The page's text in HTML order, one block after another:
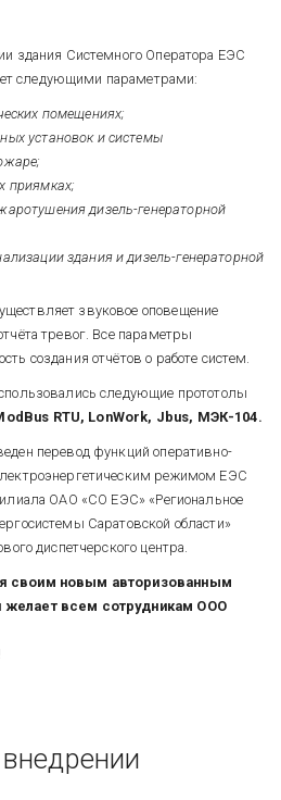
здания Системного Оператора ЕЭС
следующими параметрами:
помещениях;
установок и системы
приямках;
дизель-генераторной
здания и дизель-генераторной
звуковое оповещение
тревог. Все параметры
создания отчётов о работе систем.
следующие прототолы
RTU, LonWork, Jbus, МЭК-104.
перевод функций оперативно-
режимом ЕЭС
ОАО «СО ЕЭС» «Региональное
Саратовской области»
диспетчерского центра.
своим новым авторизованным
желает всем сотрудникам ООО